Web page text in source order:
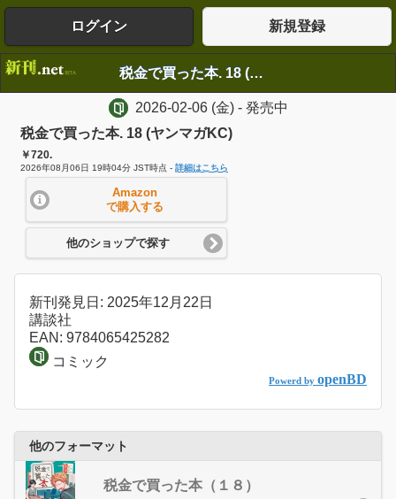
ログイン 新規登録
税金で買った本. 18 (ヤンマガKC)
2026-02-06(金)- 発売中
税金で買った本. 18 (ヤンマガKC)
￥720.
2026年08月06日 19時04分 JST時点 - 詳細はこちら
Amazon
で購入する
他のショップで探す
新刊発見日: 2025年12月22日
講談社
EAN: 9784065425282
コミック
Powerd by openBD
他のフォーマット
税金で買った本（１８）